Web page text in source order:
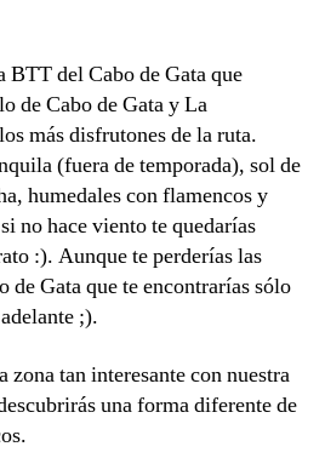
BTT del Cabo de Gata que
de Cabo de Gata y La
más disfrutones de la ruta.
(fuera de temporada), sol de
humedales con flamencos y
no hace viento te quedarías
:). Aunque te perderías las
de Gata que te encontrarías sólo
;).
zona tan interesante con nuestra
una forma diferente de